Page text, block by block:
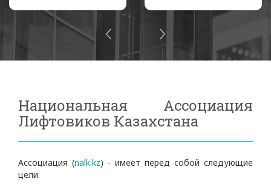
Национальная Ассоциация
Лифтовиков Казахстана
Ассоциация (nalk.kz) - имеет перед собой следующие
цели: